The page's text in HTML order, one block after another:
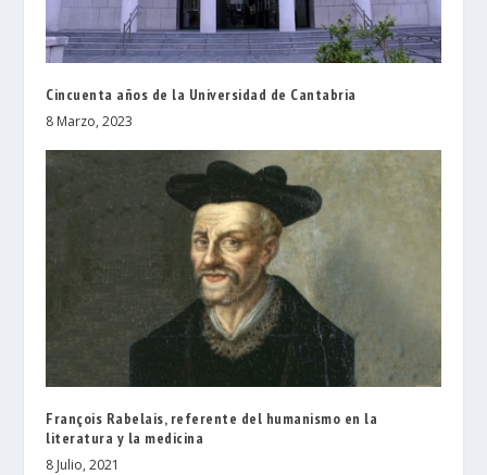
Cincuenta años de la Universidad de Cantabria
8 Marzo, 2023
François Rabelais, referente del humanismo en la
literatura y la medicina
8 Julio, 2021